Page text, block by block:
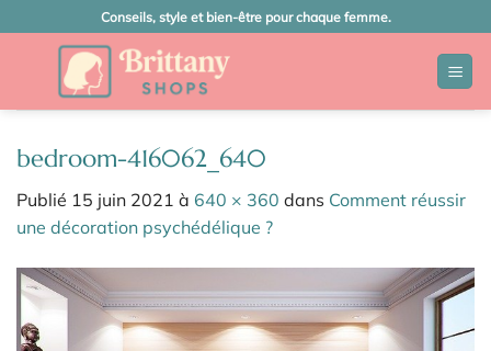
au
Conseils, style et bien-être pour chaque femme.
bedroom-416062_640
Publié 15 juin 2021 à 640 × 360 dans Comment réussir
une décoration psychédélique ?